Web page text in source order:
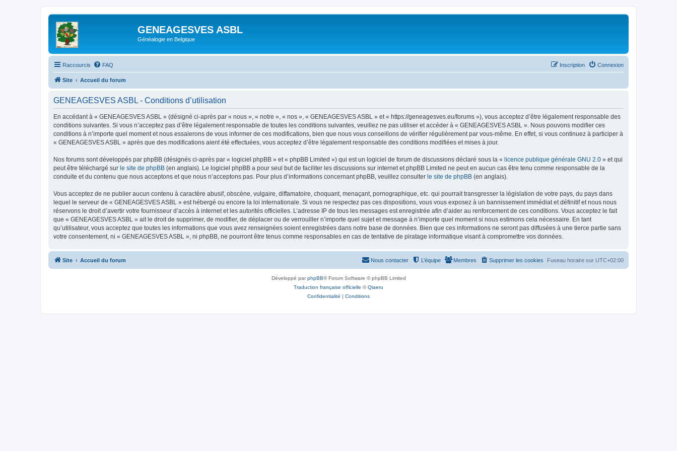
GENEAGESVES ASBL
Généalogie en Belgique
Raccourcis FAQ Connexion
Inscription
Site Accueil du forum
GENEAGESVES ASBL - Conditions d’utilisation
En accédant à « GENEAGESVES ASBL » (désigné ci-après par « nous », « notre », « nos », « GENEAGESVES ASBL » et « https://geneagesves.eu/forums »), vous acceptez d’être légalement responsable des
conditions suivantes. Si vous n’acceptez pas d’être légalement responsable de toutes les conditions suivantes, veuillez ne pas utiliser et accéder à « GENEAGESVES ASBL ». Nous pouvons modifier ces
conditions à n’importe quel moment et nous essaierons de vous informer de ces modifications, bien que nous vous conseillons de vérifier régulièrement par vous-même. En effet, si vous continuez à participer à
« GENEAGESVES ASBL » après que des modifications aient été effectuées, vous acceptez d’être légalement responsable des conditions modifiées et mises à jour.
Nos forums sont développés par phpBB (désignés ci-après par « logiciel phpBB » et « phpBB Limited ») qui est un logiciel de forum de discussions déclaré sous la « licence publique générale GNU 2.0 » et qui
peut être téléchargé sur le site de phpBB (en anglais). Le logiciel phpBB a pour seul but de faciliter les discussions sur internet et phpBB Limited ne peut en aucun cas être tenu comme responsable de la
conduite et du contenu que nous acceptons et que nous n’acceptons pas. Pour plus d’informations concernant phpBB, veuillez consulter le site de phpBB (en anglais).
Vous acceptez de ne publier aucun contenu à caractère abusif, obscène, vulgaire, diffamatoire, choquant, menaçant, pornographique, etc. qui pourrait transgresser la législation de votre pays, du pays dans
lequel le serveur de « GENEAGESVES ASBL » est hébergé ou encore la loi internationale. Si vous ne respectez pas ces dispositions, vous vous exposez à un bannissement immédiat et définitif et nous nous
réservons le droit d’avertir votre fournisseur d’accès à internet et les autorités officielles. L’adresse IP de tous les messages est enregistrée afin d’aider au renforcement de ces conditions. Vous acceptez le fait
que « GENEAGESVES ASBL » ait le droit de supprimer, de modifier, de déplacer ou de verrouiller n’importe quel sujet et message à n’importe quel moment si nous estimons cela nécessaire. En tant
qu’utilisateur, vous acceptez que toutes les informations que vous avez renseignées soient enregistrées dans notre base de données. Bien que ces informations ne seront pas diffusées à une tierce partie sans
votre consentement, ni « GENEAGESVES ASBL », ni phpBB, ne pourront être tenus comme responsables en cas de tentative de piratage informatique visant à compromettre vos données.
Site Accueil du forum Fuseau horaire sur UTC+02:00
Supprimer les cookies
Membres
L’équipe
Nous contacter
Développé parphpBB® Forum Software © phpBB Limited
Traduction française officielle ©Qiaeru
Confidentialité | Conditions